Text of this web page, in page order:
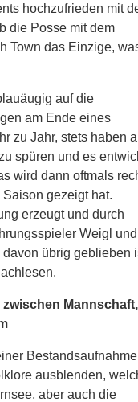
hochzufrieden mit
die Posse mit dem
Town das Einzige,
auf die
am Ende eines
zu Jahr, stets haben
spüren und es
wird dann oftmals
gezeigt hat.
erzeugt und durch
Weigl und
übrig geblieben
Mannschaft,
Bestandsaufnahme
ausblenden,
aber auch die